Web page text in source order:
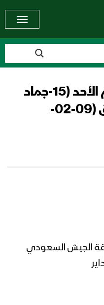
الموجز العسكري ليوم الأحد (15-جماد
الآخر-1441)هـ الموافق (09-02-
لمرتزقة الجيش السعودي